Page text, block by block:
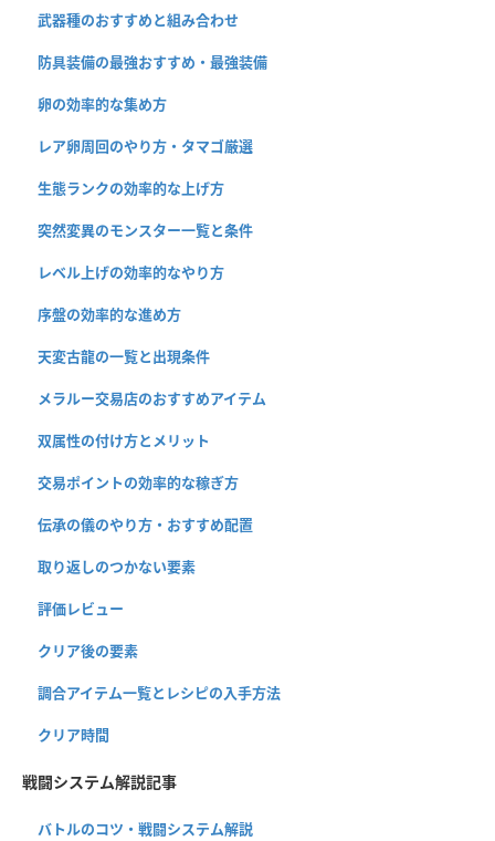
武器種のおすすめと組み合わせ
防具装備の最強おすすめ・最強装備
卵の効率的な集め方
レア卵周回のやり方・タマゴ厳選
生態ランクの効率的な上げ方
突然変異のモンスター一覧と条件
レベル上げの効率的なやり方
序盤の効率的な進め方
天変古龍の一覧と出現条件
メラルー交易店のおすすめアイテム
双属性の付け方とメリット
交易ポイントの効率的な稼ぎ方
伝承の儀のやり方・おすすめ配置
取り返しのつかない要素
評価レビュー
クリア後の要素
調合アイテム一覧とレシピの入手方法
クリア時間
戦闘システム解説記事
バトルのコツ・戦闘システム解説